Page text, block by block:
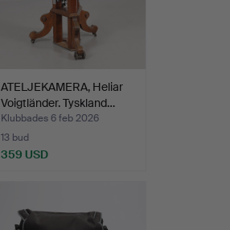
ATELJEKAMERA, Heliar
Voigtländer. Tyskland…
Klubbades 6 feb 2026
13 bud
359 USD